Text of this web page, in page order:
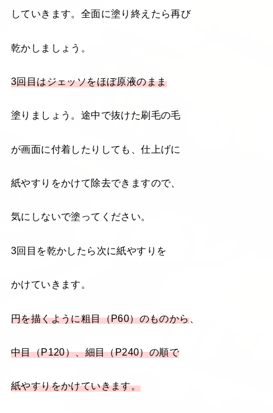
していきます。全面に塗り終えたら再び
乾かしましょう。
3回目はジェッソをほぼ原液のまま
塗りましょう。途中で抜けた刷毛の毛
が画面に付着したりしても、仕上げに
紙やすりをかけて除去できますので、
気にしないで塗ってください。
3回目を乾かしたら次に紙やすりを
かけていきます。
円を描くように粗目（P60）のものから、
中目（P120）、細目（P240）の順で
紙やすりをかけていきます。